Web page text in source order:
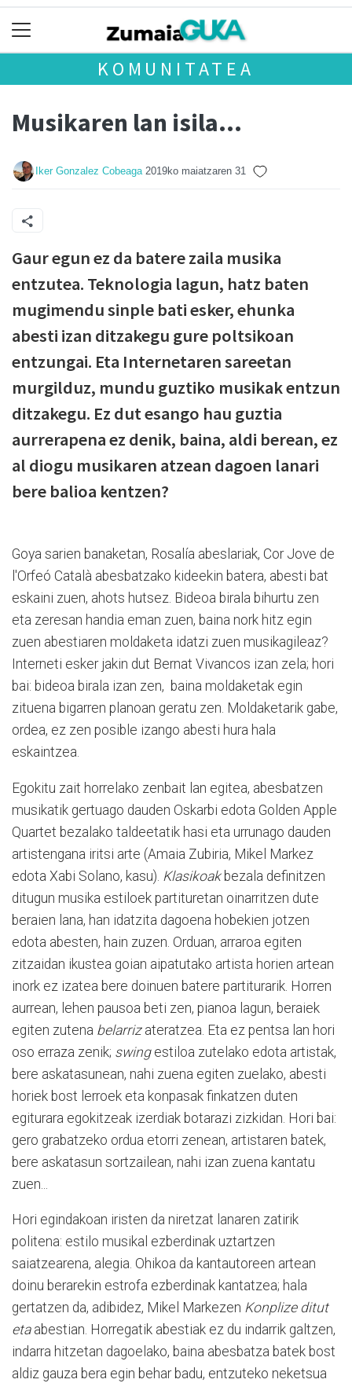
KOMUNITATEA
Musikaren lan isila...
Iker Gonzalez Cobeaga 2019ko maiatzaren 31
Gaur egun ez da batere zaila musika
entzutea. Teknologia lagun, hatz baten
mugimendu sinple bati esker, ehunka
abesti izan ditzakegu gure poltsikoan
entzungai. Eta Internetaren sareetan
murgilduz, mundu guztiko musikak entzun
ditzakegu. Ez dut esango hau guztia
aurrerapena ez denik, baina, aldi berean, ez
al diogu musikaren atzean dagoen lanari
bere balioa kentzen?
Goya sarien banaketan, Rosalía abeslariak, Cor Jove de
l'Orfeó Català abesbatzako kideekin batera, abesti bat
eskaini zuen, ahots hutsez. Bideoa birala bihurtu zen
eta zeresan handia eman zuen, baina nork hitz egin
zuen abestiaren moldaketa idatzi zuen musikagileaz?
Interneti esker jakin dut Bernat Vivancos izan zela; hori
bai: bideoa birala izan zen, baina moldaketak egin
zituena bigarren planoan geratu zen. Moldaketarik gabe,
ordea, ez zen posible izango abesti hura hala
eskaintzea.
Egokitu zait horrelako zenbait lan egitea, abesbatzen
musikatik gertuago dauden Oskarbi edota Golden Apple
Quartet bezalako taldeetatik hasi eta urrunago dauden
artistengana iritsi arte (Amaia Zubiria, Mikel Markez
edota Xabi Solano, kasu). Klasikoakbezala definitzen
ditugun musika estiloek partituretan oinarritzen dute
beraien lana, han idatzita dagoena hobekien jotzen
edota abesten, hain zuzen. Orduan, arraroa egiten
zitzaidan ikustea goian aipatutako artista horien artean
inork ez izatea bere doinuen batere partiturarik. Horren
aurrean, lehen pausoa beti zen, pianoa lagun, beraiek
egiten zutena belarrizateratzea. Eta ez pentsa lan hori
oso erraza zenik; swingestiloa zutelako edota artistak,
bere askatasunean, nahi zuena egiten zuelako, abesti
horiek bost lerroek eta konpasak finkatzen duten
egiturara egokitzeak izerdiak botarazi zizkidan. Hori bai:
gero grabatzeko ordua etorri zenean, artistaren batek,
bere askatasun sortzailean, nahi izan zuena kantatu
zuen...
Hori egindakoan iristen da niretzat lanaren zatirik
politena: estilo musikal ezberdinak uztartzen
saiatzearena, alegia. Ohikoa da kantautoreen artean
doinu berarekin estrofa ezberdinak kantatzea; hala
gertatzen da, adibidez, Mikel Markezen Konplize ditut
etaabestian. Horregatik abestiak ez du indarrik galtzen,
indarra hitzetan dagoelako, baina abesbatza batek bost
aldiz gauza bera egin behar badu, entzuteko neketsua